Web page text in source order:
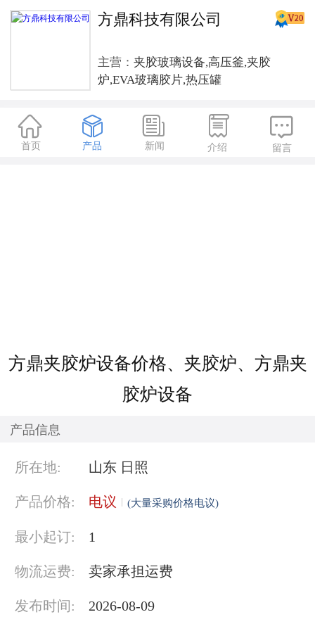
方鼎科技有限公司
主营： 夹胶玻璃设备,高压釜,夹胶
炉,EVA玻璃胶片,热压罐

首页

产品

新闻

介绍

留言
方鼎夹胶炉设备价格、夹胶炉、方鼎夹
胶炉设备
产品信息
所在地: 山东 日照
产品价格: 电议 (大量采购价格电议)
最小起订: 1
物流运费: 卖家承担运费
发布时间: 2026-08-09